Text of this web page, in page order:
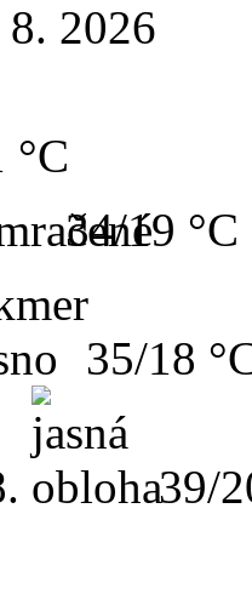
2026
°C
34/19 °C
35/18
39/